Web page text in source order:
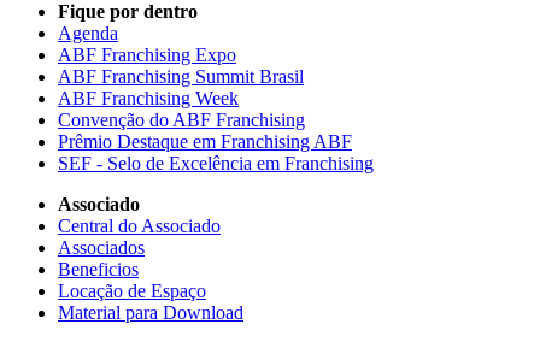
Fique por dentro
Agenda
ABF Franchising Expo
ABF Franchising Summit Brasil
ABF Franchising Week
Convenção do ABF Franchising
Prêmio Destaque em Franchising ABF
SEF - Selo de Excelência em Franchising
Associado
Central do Associado
Associados
Beneficios
Locação de Espaço
Material para Download